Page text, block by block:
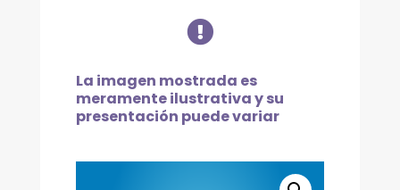
cantidad

La imagen mostrada es
meramente ilustrativa y su
presentación puede variar